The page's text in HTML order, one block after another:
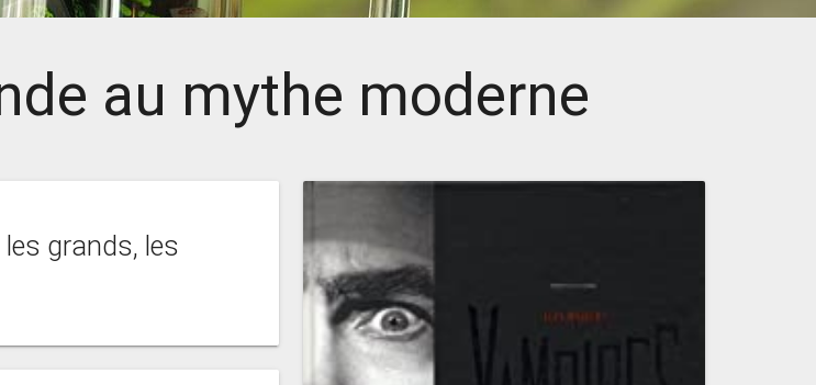
au mythe moderne
grands, les